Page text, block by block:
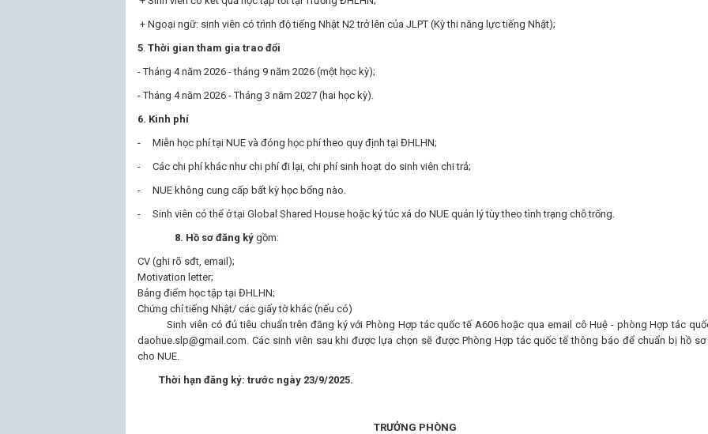
+ Ngoại ngữ: sinh viên có trình độ tiếng Nhật N2 trở lên của JLPT (Kỳ thi năng lực tiếng Nhật);
5. Thời gian tham gia trao đổi
- Tháng 4 năm 2026 - tháng 9 năm 2026 (một học kỳ);
- Tháng 4 năm 2026 - Tháng 3 năm 2027 (hai học kỳ).
6. Kinh phí
- Miễn học phí tại NUE và đóng học phí theo quy định tại ĐHLHN;
- Các chi phí khác như chi phí đi lại, chi phí sinh hoạt do sinh viên chi trả;
- NUE không cung cấp bất kỳ học bổng nào.
- Sinh viên có thể ở tại Global Shared House hoặc ký túc xá do NUE quản lý tùy theo tình trạng chỗ trống.
8. Hồ sơ đăng ký gồm:
CV (ghi rõ sđt, email);
Motivation letter;
Bảng điểm học tập tại ĐHLHN;
Chứng chỉ tiếng Nhật/ các giấy tờ khác (nếu có)
Sinh viên có đủ tiêu chuẩn trên đăng ký với Phòng Hợp tác quốc tế A606 hoặc qua email cô Huệ - phòng Hợp tác
daohue.slp@gmail.com. Các sinh viên sau khi được lựa chọn sẽ được Phòng Hợp tác quốc tế thông báo để chuẩn bị hồ sơ
cho NUE.
Thời hạn đăng ký: trước ngày 23/9/2025.
TRƯỞNG PHÒNG